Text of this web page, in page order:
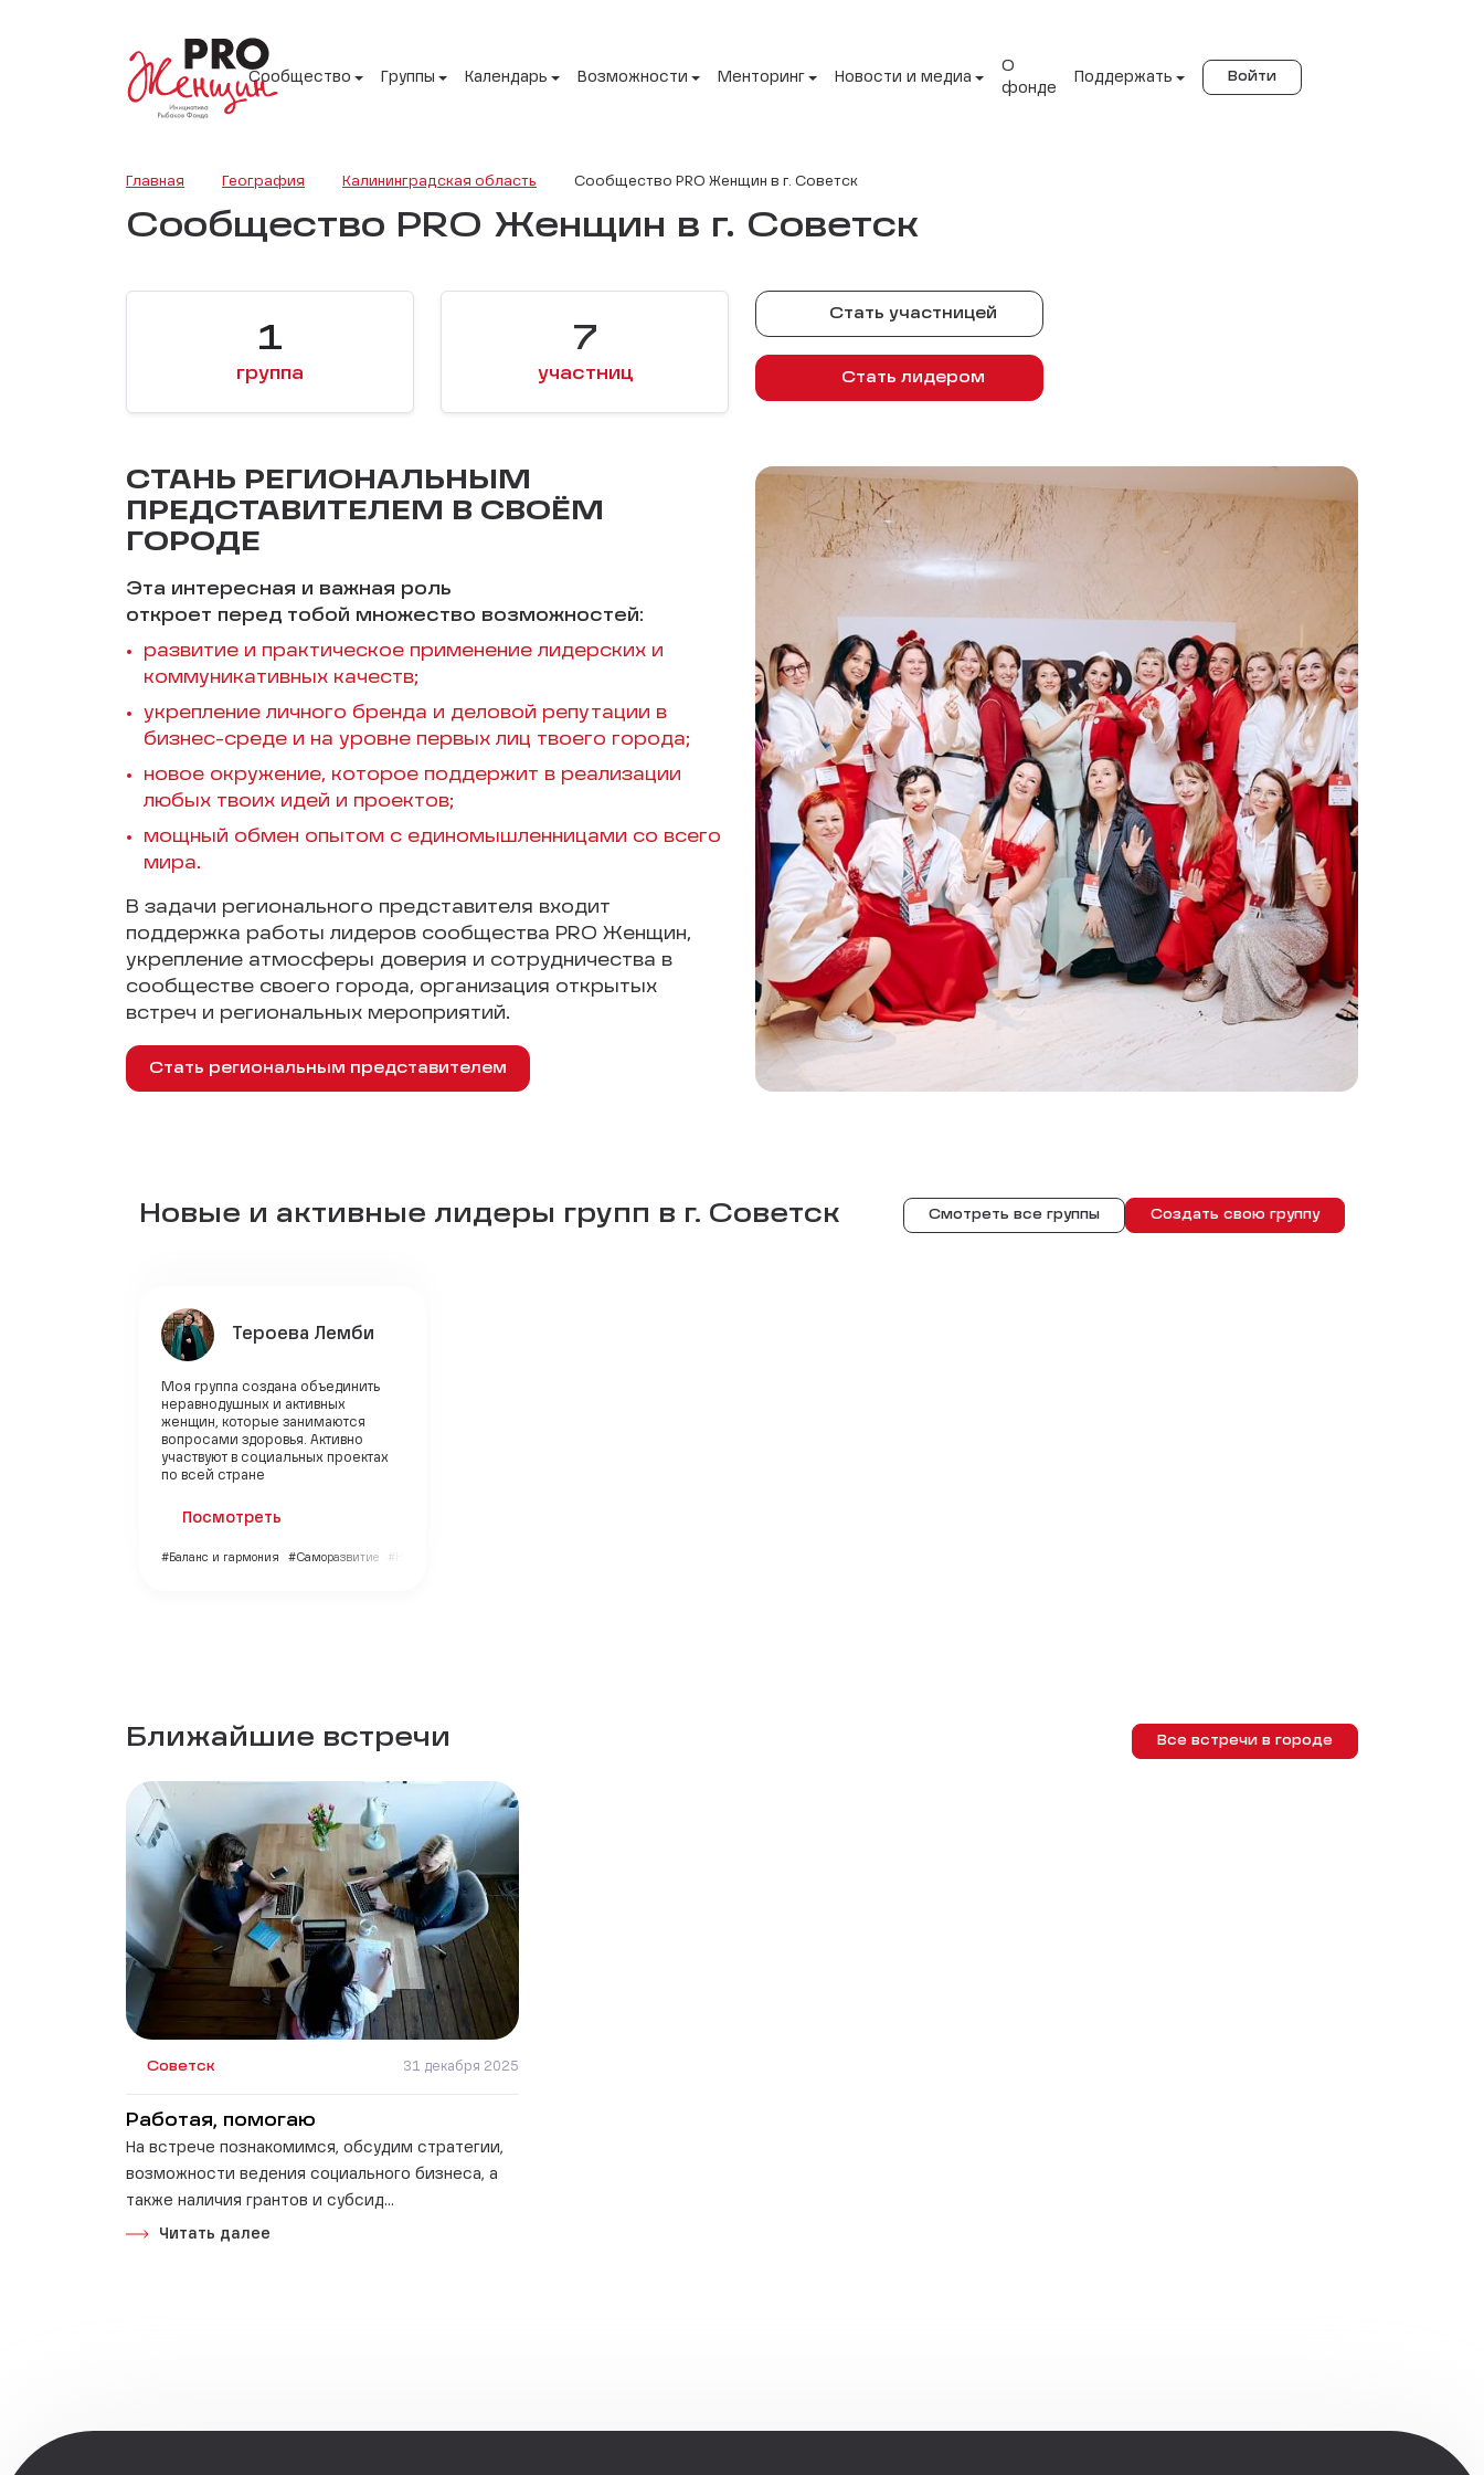
Сообщество Группы Календарь Возможности Менторинг Новости и медиа
О
фонде
Поддержать Войти
Главная География Калининградская область Сообщество PRO Женщин в г. Советск
Сообщество PRO Женщин в г. Советск
1
группа
7
участниц
Стать участницей
Стать лидером
СТАНЬ РЕГИОНАЛЬНЫМ
ПРЕДСТАВИТЕЛЕМ В СВОЁМ
ГОРОДЕ
Эта интересная и важная роль
откроет перед тобой множество возможностей:
развитие и практическое применение лидерских и
коммуникативных качеств;
укрепление личного бренда и деловой репутации в
бизнес-среде и на уровне первых лиц твоего города;
новое окружение, которое поддержит в реализации
любых твоих идей и проектов;
мощный обмен опытом с единомышленницами со всего
мира.
В задачи регионального представителя входит
поддержка работы лидеров сообщества PRO Женщин,
укрепление атмосферы доверия и сотрудничества в
сообществе своего города, организация открытых
встреч и региональных мероприятий.
Стать региональным представителем
Новые и активные лидеры групп в г. Советск Смотреть все группы Создать свою группу
Тероева Лемби
Моя группа создана объединить
неравнодушных и активных
женщин, которые занимаются
вопросами здоровья. Активно
участвуют в социальных проектах
по всей стране
Посмотреть
#Баланс и гармония #Саморазвитие #НКО
Ближайшие встречи Все встречи в городе
Советск 31 декабря 2025
Работая, помогаю
На встрече познакомимся, обсудим стратегии,
возможности ведения социального бизнеса, а
также наличия грантов и субсид...
Читать далее